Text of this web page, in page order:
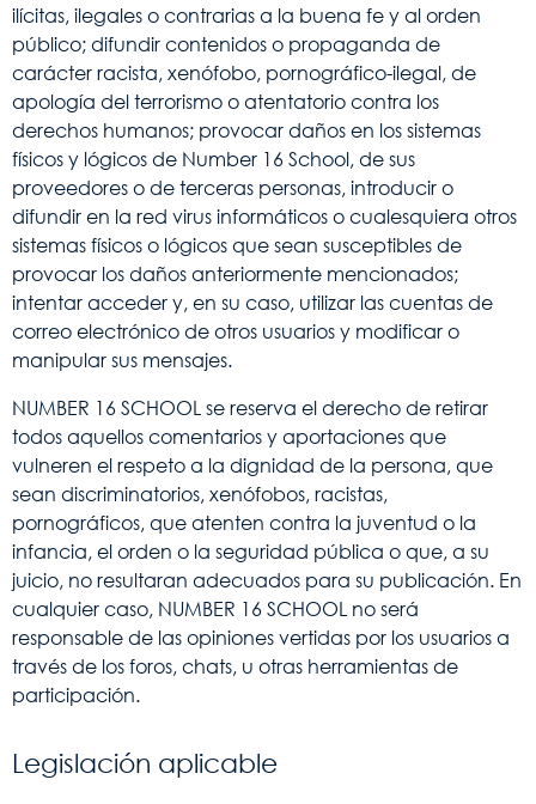
ilícitas, ilegales o contrarias a la buena fe y al orden
público; difundir contenidos o propaganda de
carácter racista, xenófobo, pornográfico-ilegal, de
apología del terrorismo o atentatorio contra los
derechos humanos; provocar daños en los sistemas
físicos y lógicos de Number 16 School, de sus
proveedores o de terceras personas, introducir o
difundir en la red virus informáticos o cualesquiera otros
sistemas físicos o lógicos que sean susceptibles de
provocar los daños anteriormente mencionados;
intentar acceder y, en su caso, utilizar las cuentas de
correo electrónico de otros usuarios y modificar o
manipular sus mensajes.
NUMBER 16 SCHOOL se reserva el derecho de retirar
todos aquellos comentarios y aportaciones que
vulneren el respeto a la dignidad de la persona, que
sean discriminatorios, xenófobos, racistas,
pornográficos, que atenten contra la juventud o la
infancia, el orden o la seguridad pública o que, a su
juicio, no resultaran adecuados para su publicación. En
cualquier caso, NUMBER 16 SCHOOL no será
responsable de las opiniones vertidas por los usuarios a
través de los foros, chats, u otras herramientas de
participación.
Legislación aplicable